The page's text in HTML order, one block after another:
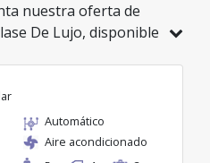
nuestra oferta de
De Lujo, disponible
seleccionada, con
32€/día.
Automático
Aire acondicionado